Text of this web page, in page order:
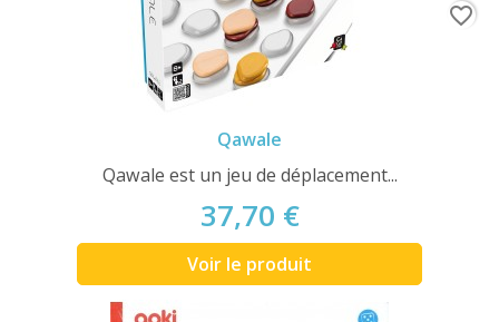
Qawale
Qawale est un jeu de déplacement...
37,70 €
Voir le produit
favorite_border